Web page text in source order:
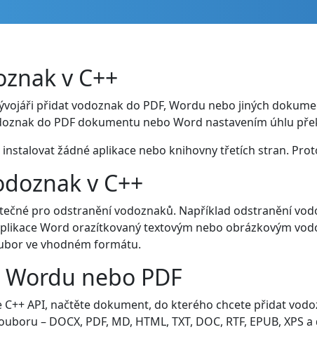
v C++
přidat vodoznak do PDF, Wordu nebo jiných
do PDF dokumentu nebo Word nastavením úhlu
žádné aplikace nebo knihovny třetích stran.
v C++
pro odstranění vodoznaků. Například odstranění
Word orazítkovaný textovým nebo obrázkovým
ve vhodném formátu.
nebo PDF
C++ API, načtěte dokument, do kterého chcete přidat
– DOCX, PDF, MD, HTML, TXT, DOC, RTF, EPUB, XPS a